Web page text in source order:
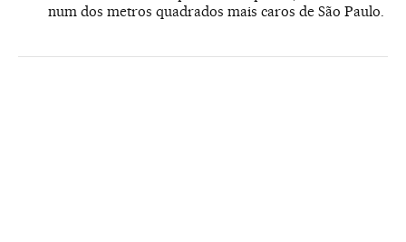
num dos metros quadrados mais caros de São Paulo.